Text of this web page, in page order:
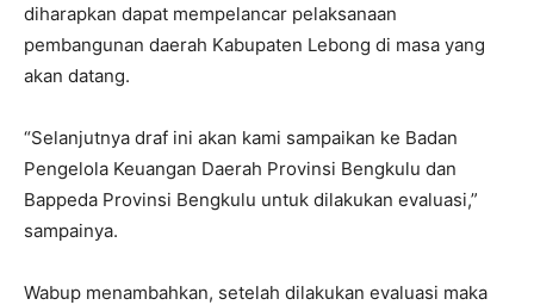
diharapkan dapat mempelancar pelaksanaan
pembangunan daerah Kabupaten Lebong di masa yang
akan datang.
“Selanjutnya draf ini akan kami sampaikan ke Badan
Pengelola Keuangan Daerah Provinsi Bengkulu dan
Bappeda Provinsi Bengkulu untuk dilakukan evaluasi,”
sampainya.
Wabup menambahkan, setelah dilakukan evaluasi maka